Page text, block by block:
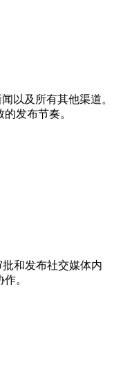
以及所有其他渠道。
发布节奏。
批和发布社交媒体内
。